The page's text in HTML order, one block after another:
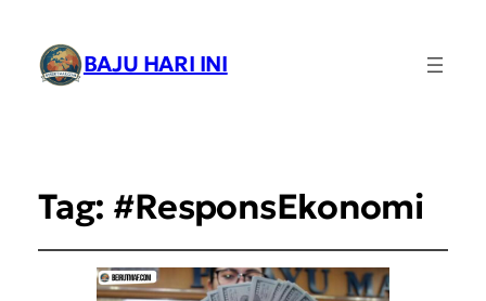
BAJU HARI INI
Tag: #ResponsEkonomi